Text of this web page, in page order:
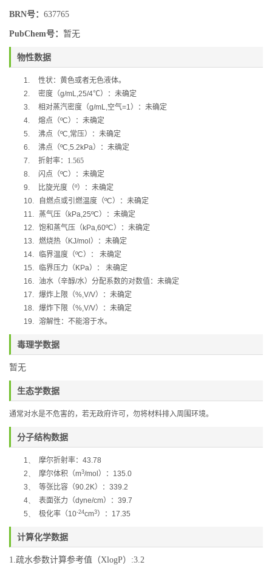
BRN号： 637765
PubChem号： 暂无
物性数据
1.
性状：黄色或者无色液体。
2.
密度（g/mL,25/4℃）：未确定
3.
相对蒸汽密度（g/mL,空气=1）：未确定
4.
熔点（ºC）：未确定
5.
沸点（ºC,常压）：未确定
6.
沸点（ºC,5.2kPa）：未确定
7.
折射率：1.565
8.
闪点（ºC）：未确定
9.
比旋光度（º）：未确定
10.
自燃点或引燃温度（ºC）：未确定
11.
蒸气压（ kPa,25ºC）：未确定
12. 饱和蒸气压（ kPa,60ºC）：未确定
13. 燃烧热（ KJ/mol ）：未确定
14.
临界温度（ºC）：
未确定
15.
临界压力（ KPa）：
未确定
16. 油水（辛醇/水）分配系数的对数值：未确定
17. 爆炸上限（%,V/V）：未确定
18. 爆炸下限（%,V/V）：未确定
19. 溶解性：不能溶于水。
毒理学数据
暂无
生态学数据
通常对水是不危害的，若无政府许可，勿将材料排入周围环境。
分子结构数据
1、 摩尔折射率： 43.78
2、
摩尔体积（m3/mol ）： 135.0
3、
等张比容（90.2K）： 339.2
4、
表面张力（dyne/cm）： 39.7
5、
极化率 （10-24cm3）： 17.35
计算化学数据
1.疏水参数计算参考值（XlogP）:3.2